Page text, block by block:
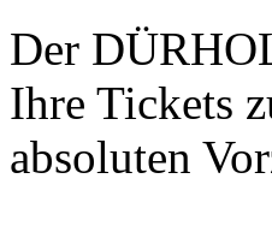
Der
Ihre Tickets
absoluten